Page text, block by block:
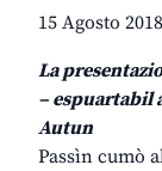
15 Agosto 2018
La
– espuartabil
Autun
Passìn cumò